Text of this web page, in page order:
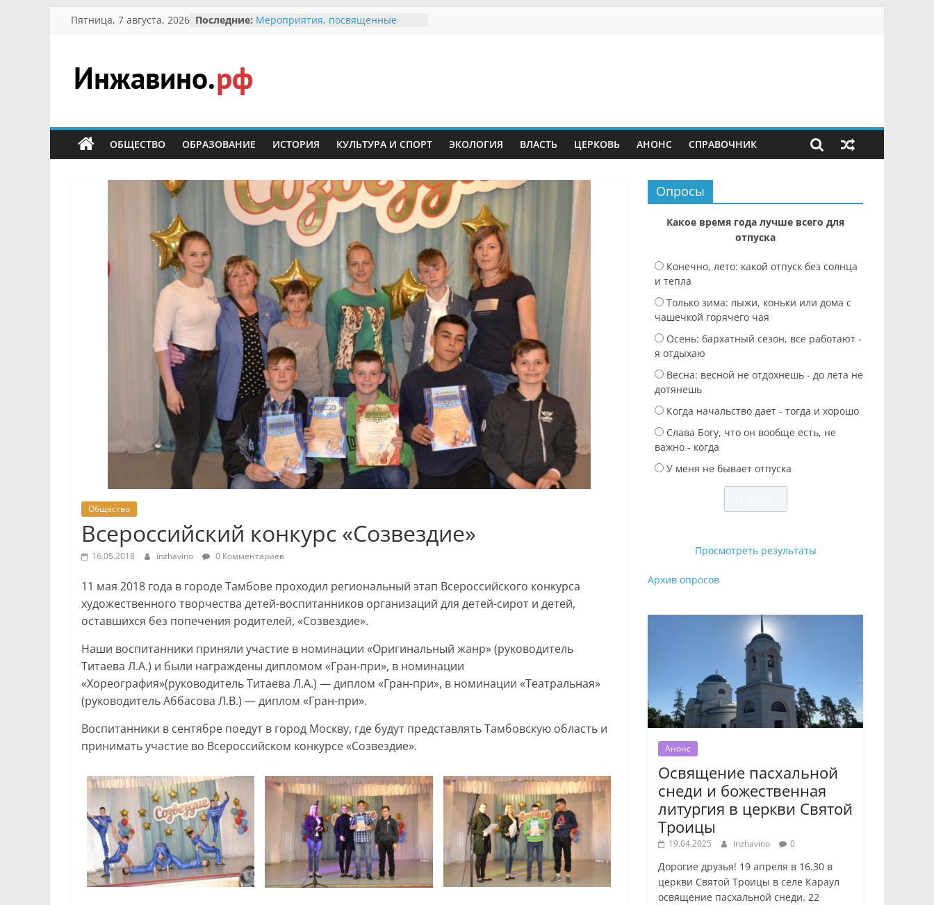
Перейти
Пятница, 7 августа, 2026 Последние: Мероприятия, посвященные
Безопасность в сети Интернет
Ученики приняли участие в
мероприятии «Сохраним
В вольере Воронинского
заповедника родились крапчатые
суслики
Инжавино.рф
сельский
портал
ОБЩЕСТВО ОБРАЗОВАНИЕ ИСТОРИЯ КУЛЬТУРА И СПОРТ ЭКОЛОГИЯ ВЛАСТЬ ЦЕРКОВЬ АНОНС СПРАВОЧНИК
Общество
Всероссийский конкурс «Созвездие»
16.05.2018 inzhavino 0 Комментариев
11 мая 2018 года в городе Тамбове проходил региональный этап Всероссийского конкурса
художественного творчества детей-воспитанников организаций для детей-сирот и детей,
оставшихся без попечения родителей, «Созвездие».
Наши воспитанники приняли участие в номинации «Оригинальный жанр» (руководитель
Титаева Л.А.) и были награждены дипломом «Гран-при», в номинации
«Хореография»(руководитель Титаева Л.А.) — диплом «Гран-при», в номинации «Театральная»
(руководитель Аббасова Л.В.) — диплом «Гран-при».
Воспитанники в сентябре поедут в город Москву, где будут представлять Тамбовскую область и
принимать участие во Всероссийском конкурсе «Созвездие».
Опросы
Какое время года лучше всего для
отпуска
Конечно, лето: какой отпуск без солнца
и тепла
Только зима: лыжи, коньки или дома с
чашечкой горячего чая
Осень: бархатный сезон, все работают -
я отдыхаю
Весна: весной не отдохнешь - до лета не
дотянешь
Когда начальство дает - тогда и хорошо
Слава Богу, что он вообще есть, не
важно - когда
У меня не бывает отпуска
Просмотреть результаты
Архив опросов
Анонс
Освящение пасхальной
снеди и божественная
литургия в церкви Святой
Троицы
19.04.2025 inzhavino 0
Дорогие друзья! 19 апреля в 16.30 в
церкви Святой Троицы в селе Караул
освящение пасхальной снеди. 22